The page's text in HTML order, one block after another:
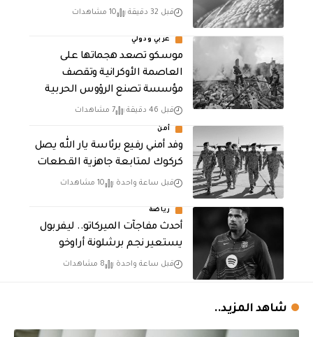
قبل 32 دقيقة 10 مشاهدات
عربي ودولي
موسكو تصعد هجماتها على
العاصمة الأوكرانية وتقصف
مؤسسة تصنع الرؤوس الحربية
قبل 46 دقيقة 7 مشاهدات
أمن
وفد أمني رفيع برئاسة يار الله يصل
كركوك لمتابعة جاهزية القطعات
قبل ساعة واحدة 10 مشاهدات
رياضة
أحدث مفاجآت الميركاتو.. ليفربول
يستعير نجم برشلونة أراوخو
قبل ساعة واحدة 8 مشاهدات
شاهد المزيد..